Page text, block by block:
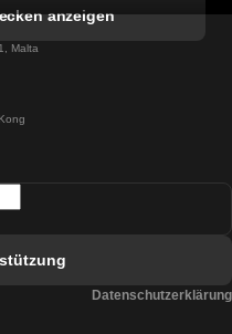
nach Lagos
Madrid
anzeigen
Malta
Datenschutzerklärung